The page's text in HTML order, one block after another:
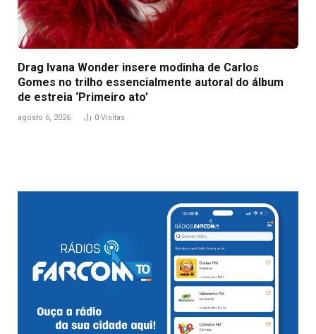
Drag Ivana Wonder insere modinha de Carlos
Gomes no trilho essencialmente autoral do álbum
de estreia ‘Primeiro ato’
agosto 6, 2026 0 Visitas